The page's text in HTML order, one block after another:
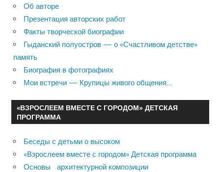
Об авторе
Презентация авторских работ
Факты творческой биографии
Гыданский полуостров — о «Счастливом детстве»
память
Биография в фотографиях
Мои встречи — Крупицы живого общения…
«ВЗРОСЛЕЕМ ВМЕСТЕ С ГОРОДОМ» ДЕТСКАЯ
ПРОГРАММА
Беседы с детьми о высоком
«Взрослеем вместе с городом» Детская программа
Основы архитектурной композиции